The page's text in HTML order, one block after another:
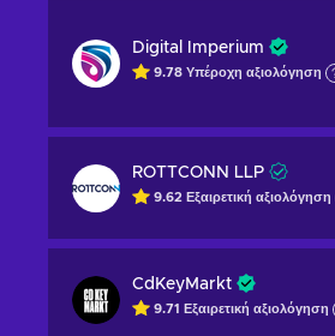
Digital Imperium
9.78 Υπέροχη αξιολόγηση
ROTTCONN LLP
9.62 Εξαιρετική αξιολόγηση
CdKeyMarkt
9.71 Εξαιρετική αξιολόγηση